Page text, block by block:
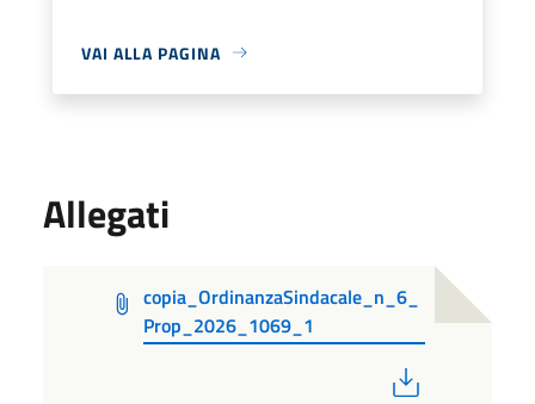
VAI ALLA PAGINA
Allegati
copia_OrdinanzaSindacale_n_6_
Prop_2026_1069_1